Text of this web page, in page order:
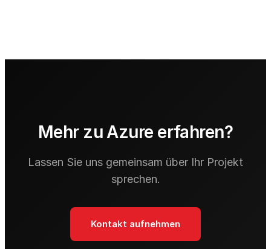
Mehr zu Azure erfahren?
Lassen Sie uns gemeinsam über Ihr Projekt
sprechen.
Kontakt aufnehmen